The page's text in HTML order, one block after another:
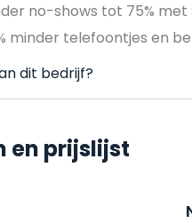
no-shows tot 75% met
minder telefoontjes en
dit bedrijf?
en prijslijst